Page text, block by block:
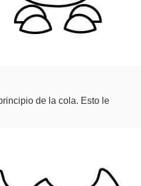
de la cola. Esto le